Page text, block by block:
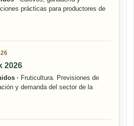
prácticas para productores de
2026
· Fruticultura. Previsiones de
y demanda del sector de la